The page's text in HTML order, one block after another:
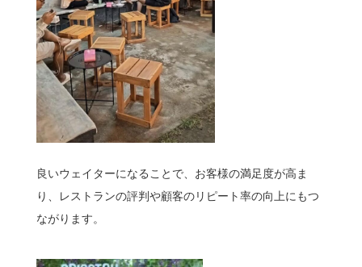
良いウェイターになることで、お客様の満足度が高ま
り、レストランの評判や顧客のリピート率の向上にもつ
ながります。